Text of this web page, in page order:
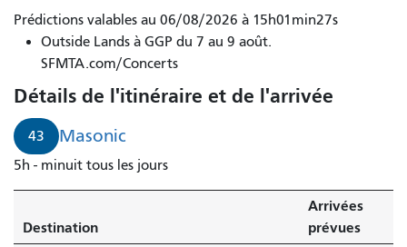
Prédictions valables au 06/08/2026 à 15h01min27s
Outside Lands à GGP du 7 au 9 août.
SFMTA.com/Concerts
Détails de l'itinéraire et de l'arrivée
43 Masonic
5h - minuit tous les jours
Destination
Arrivées
prévues